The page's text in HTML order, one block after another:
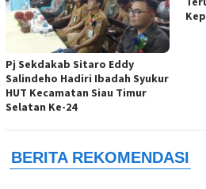
Pj Sekdakab Sitaro Eddy
Salindeho Hadiri Ibadah Syukur
HUT Kecamatan Siau Timur
Selatan Ke-24